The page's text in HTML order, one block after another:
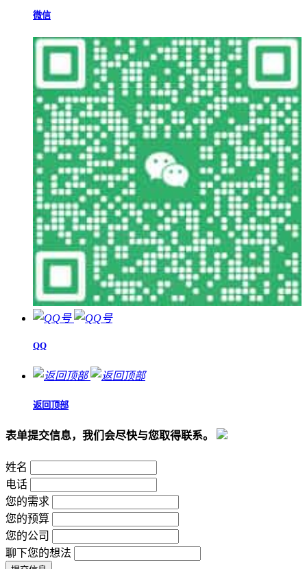
微信
QQ
返回顶部
表单提交信息，我们会尽快与您取得联系。
姓名
电话
您的需求
您的预算
您的公司
聊下您的想法